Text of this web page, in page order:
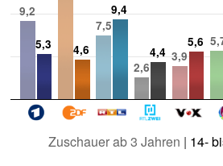
9,2
7,5
2,6
3,9
5,3 4,6
9,4
4,4
5,6
Zuschauer ab 3 Jahren | 14-